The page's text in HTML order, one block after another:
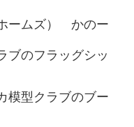
ームズ） かのー
ブのフラッグシッ
模型クラブのブー